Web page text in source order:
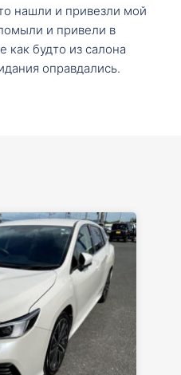
нашли и привезли мой
и привели в
будто из салона
оправдались.